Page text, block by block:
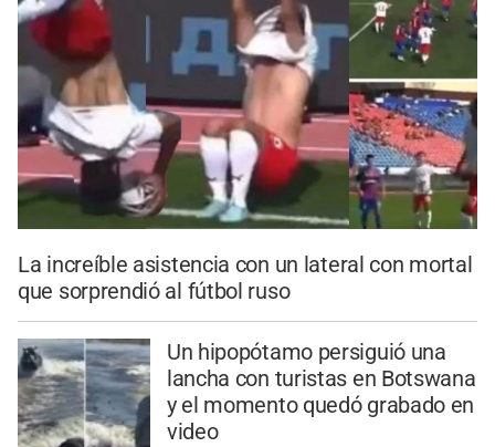
La increíble asistencia con un lateral con mortal
que sorprendió al fútbol ruso
Un hipopótamo persiguió una
lancha con turistas en Botswana
y el momento quedó grabado en
video